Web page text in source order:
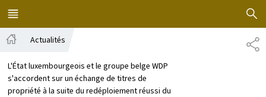
MENU
PRINCIPAL
Actualités
L'État luxembourgeois et le groupe belge WDP
s'accordent sur un échange de titres de
propriété à la suite du redéploiement réussi du